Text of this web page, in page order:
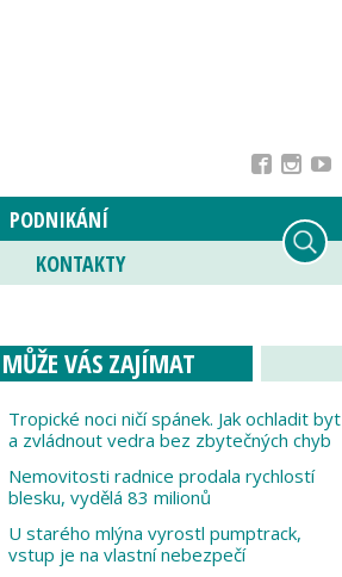
PODNIKÁNÍ
KONTAKTY
MŮŽE VÁS ZAJÍMAT
Tropické noci ničí spánek. Jak ochladit byt
a zvládnout vedra bez zbytečných chyb
Nemovitosti radnice prodala rychlostí
blesku, vydělá 83 milionů
U starého mlýna vyrostl pumptrack,
vstup je na vlastní nebezpečí